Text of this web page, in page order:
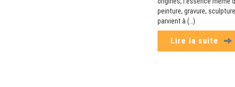
peinture, gravure,
parvient à (…)
Lire la suite